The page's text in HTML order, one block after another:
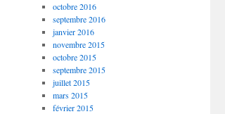
octobre 2016
septembre 2016
janvier 2016
novembre 2015
octobre 2015
septembre 2015
juillet 2015
mars 2015
février 2015